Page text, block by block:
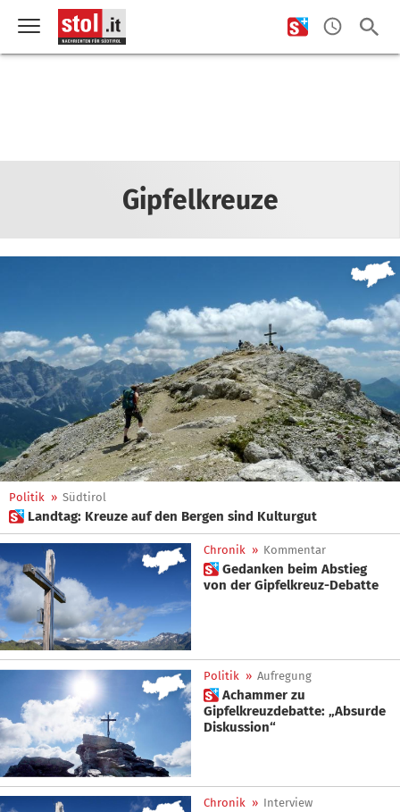
Gipfelkreuze
Politik » Südtirol
 Landtag: Kreuze auf den Bergen sind Kulturgut
Chronik » Kommentar
 Gedanken beim Abstieg
von der Gipfelkreuz-Debatte
Politik » Aufregung
 Achammer zu
Gipfelkreuzdebatte: „Absurde
Diskussion“
Chronik » Interview